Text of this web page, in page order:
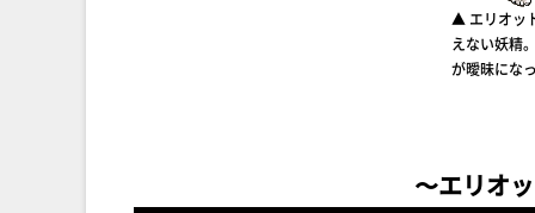
▲ エリオッ
えない妖精
が曖昧にな
〜エリオ